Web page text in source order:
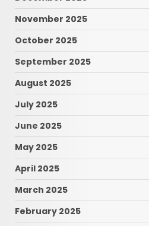
November 2025
October 2025
September 2025
August 2025
July 2025
June 2025
May 2025
April 2025
March 2025
February 2025